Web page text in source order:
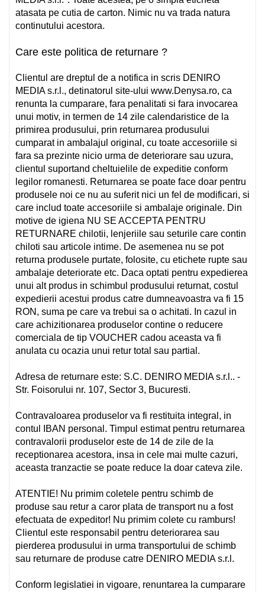
atasata pe cutia de carton. Nimic nu va trada natura
continutului acestora.
Care este politica de returnare ?
Clientul are dreptul de a notifica in scris DENIRO
MEDIA s.r.l., detinatorul site-ului www.Denysa.ro, ca
renunta la cumparare, fara penalitati si fara invocarea
unui motiv, in termen de 14 zile calendaristice de la
primirea produsului, prin returnarea produsului
cumparat in ambalajul original, cu toate accesoriile si
fara sa prezinte nicio urma de deteriorare sau uzura,
clientul suportand cheltuielile de expeditie conform
legilor romanesti. Returnarea se poate face doar pentru
produsele noi ce nu au suferit nici un fel de modificari, si
care includ toate accesoriile si ambalaje originale. Din
motive de igiena NU SE ACCEPTA PENTRU
RETURNARE chilotii, lenjeriile sau seturile care contin
chiloti sau articole intime. De asemenea nu se pot
returna produsele purtate, folosite, cu etichete rupte sau
ambalaje deteriorate etc. Daca optati pentru expedierea
unui alt produs in schimbul produsului returnat, costul
expedierii acestui produs catre dumneavoastra va fi 15
RON, suma pe care va trebui sa o achitati. In cazul in
care achizitionarea produselor contine o reducere
comerciala de tip VOUCHER cadou aceasta va fi
anulata cu ocazia unui retur total sau partial.
Adresa de returnare este: S.C. DENIRO MEDIA s.r.l.. -
Str. Foisorului nr. 107, Sector 3, Bucuresti.
Contravaloarea produselor va fi restituita integral, in
contul IBAN personal. Timpul estimat pentru returnarea
contravalorii produselor este de 14 de zile de la
receptionarea acestora, insa in cele mai multe cazuri,
aceasta tranzactie se poate reduce la doar cateva zile.
ATENTIE! Nu primim coletele pentru schimb de
produse sau retur a caror plata de transport nu a fost
efectuata de expeditor! Nu primim colete cu ramburs!
Clientul este responsabil pentru deteriorarea sau
pierderea produsului in urma transportului de schimb
sau returnare de produse catre DENIRO MEDIA s.r.l.
Conform legislatiei in vigoare, renuntarea la cumparare